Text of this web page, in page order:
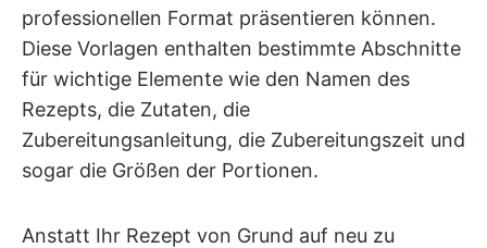
professionellen Format präsentieren können.
Diese Vorlagen enthalten bestimmte Abschnitte
für wichtige Elemente wie den Namen des
Rezepts, die Zutaten, die
Zubereitungsanleitung, die Zubereitungszeit und
sogar die Größen der Portionen.
Anstatt Ihr Rezept von Grund auf neu zu